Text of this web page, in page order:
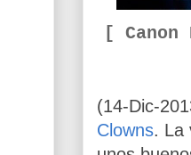
[
(14-Dic-
Clowns. La